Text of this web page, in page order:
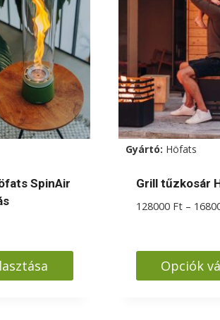
SpinAir
Gyártó: Höfats
Grill tűzkosár
128000 Ft –
Opciók